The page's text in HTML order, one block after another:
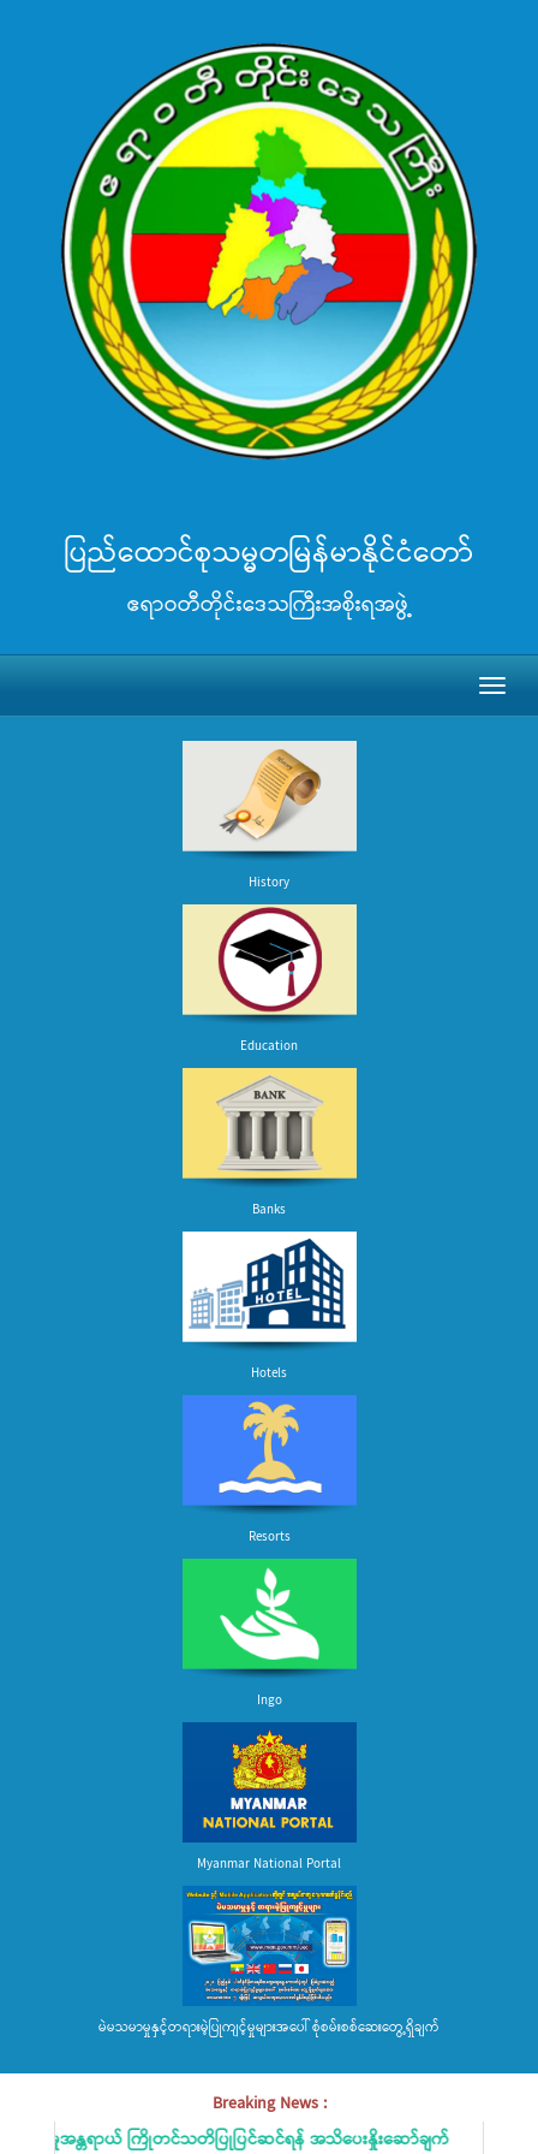
ပြည်ထောင်စုသမ္မတမြန်မာနိုင်ငံတော်
ဧရာဝတီတိုင်းဒေသကြီးအစိုးရအဖွဲ့
History
Education
Banks
Hotels
Resorts
Ingo
Myanmar National Portal
မဲမသမာမှုနှင့်တရားမဲ့ပြုကျင့်မှုများအပေါ် စုံစမ်းစစ်ဆေးတွေ့ရှိချက်
Breaking News :
တရာယ် ကြိုတင်သတိပြုပြင်ဆင်ရန် အသိပေးနှိုးဆော်ချက်